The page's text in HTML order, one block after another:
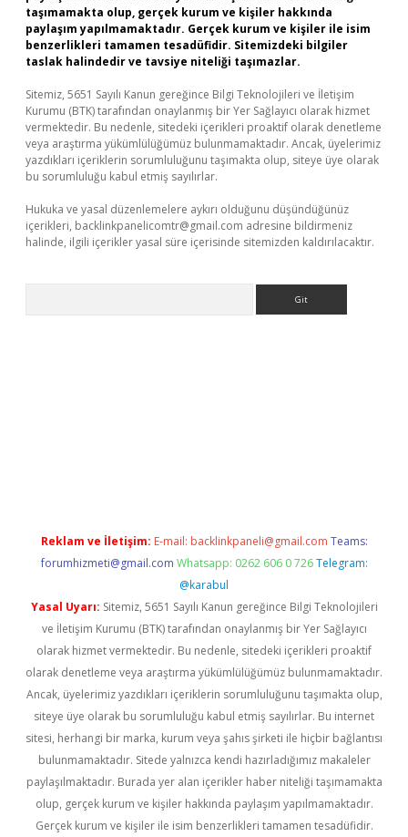
taşımamakta olup, gerçek kurum ve kişiler hakkında
paylaşım yapılmamaktadır. Gerçek kurum ve kişiler ile isim
benzerlikleri tamamen tesadüfidir. Sitemizdeki bilgiler
taslak halindedir ve tavsiye niteliği taşımazlar.
Sitemiz, 5651 Sayılı Kanun gereğince Bilgi Teknolojileri ve İletişim
Kurumu (BTK) tarafından onaylanmış bir Yer Sağlayıcı olarak hizmet
vermektedir. Bu nedenle, sitedeki içerikleri proaktif olarak denetleme
veya araştırma yükümlülüğümüz bulunmamaktadır. Ancak, üyelerimiz
yazdıkları içeriklerin sorumluluğunu taşımakta olup, siteye üye olarak
bu sorumluluğu kabul etmiş sayılırlar.
Hukuka ve yasal düzenlemelere aykırı olduğunu düşündüğünüz
içerikleri, backlinkpanelicomtr@gmail.com adresine bildirmeniz
halinde, ilgili içerikler yasal süre içerisinde sitemizden kaldırılacaktır.
Reklam ve İletişim: E-mail: backlinkpaneli@gmail.com Teams:
forumhizmeti@gmail.com Whatsapp: 0262 606 0 726 Telegram:
@karabul
Yasal Uyarı: Sitemiz, 5651 Sayılı Kanun gereğince Bilgi Teknolojileri
ve İletişim Kurumu (BTK) tarafından onaylanmış bir Yer Sağlayıcı
olarak hizmet vermektedir. Bu nedenle, sitedeki içerikleri proaktif
olarak denetleme veya araştırma yükümlülüğümüz bulunmamaktadır.
Ancak, üyelerimiz yazdıkları içeriklerin sorumluluğunu taşımakta olup,
siteye üye olarak bu sorumluluğu kabul etmiş sayılırlar. Bu internet
sitesi, herhangi bir marka, kurum veya şahıs şirketi ile hiçbir bağlantısı
bulunmamaktadır. Sitede yalnızca kendi hazırladığımız makaleler
paylaşılmaktadır. Burada yer alan içerikler haber niteliği taşımamakta
olup, gerçek kurum ve kişiler hakkında paylaşım yapılmamaktadır.
Gerçek kurum ve kişiler ile isim benzerlikleri tamamen tesadüfidir.